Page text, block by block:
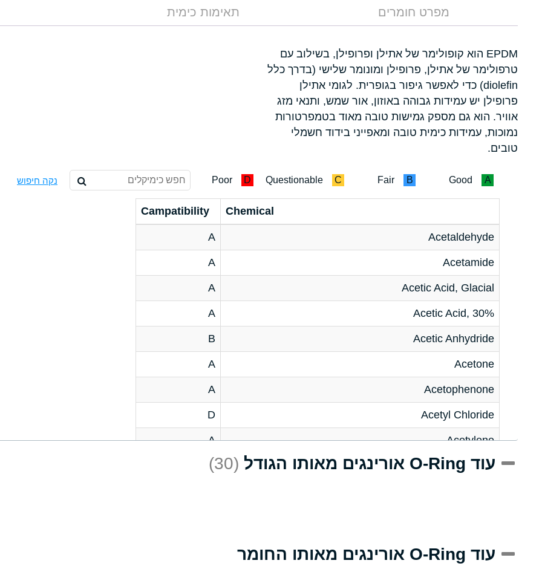
מפרט חומרים תאימות כימית
EPDM הוא קופולימר של אתילן ופרופילן, בשילוב עם
טרפולימר של אתילן, פרופילן ומונומר שלישי (בדרך כלל
diolefin) כדי לאפשר גיפור בגופרית. לגומי אתילן
פרופילן יש עמידות גבוהה באוזון, אור שמש, ותנאי מזג
אוויר. הוא גם מספק גמישות טובה מאוד בטמפרטורות
נמוכות, עמידות כימית טובה ומאפייני בידוד חשמלי
טובים.
A
Good
B
Fair
C
Questionable
D
Poor נקה חיפוש
Chemical
Campatibility
Acetaldehyde
A
Acetamide
A
Acetic Acid, Glacial
A
Acetic Acid, 30%
A
Acetic Anhydride
B
Acetone
A
Acetophenone
A
Acetyl Chloride
D
Acetylene
A
Acrlylonitrile
D
Aluminum Acetate (Aqueous)
עוד O-Ring אורינגים מאותו הגודל (30)
עוד O-Ring אורינגים מאותו החומר